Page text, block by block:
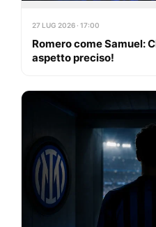
27 LUG 2026 · 17:00
Romero come Samuel:
aspetto preciso!